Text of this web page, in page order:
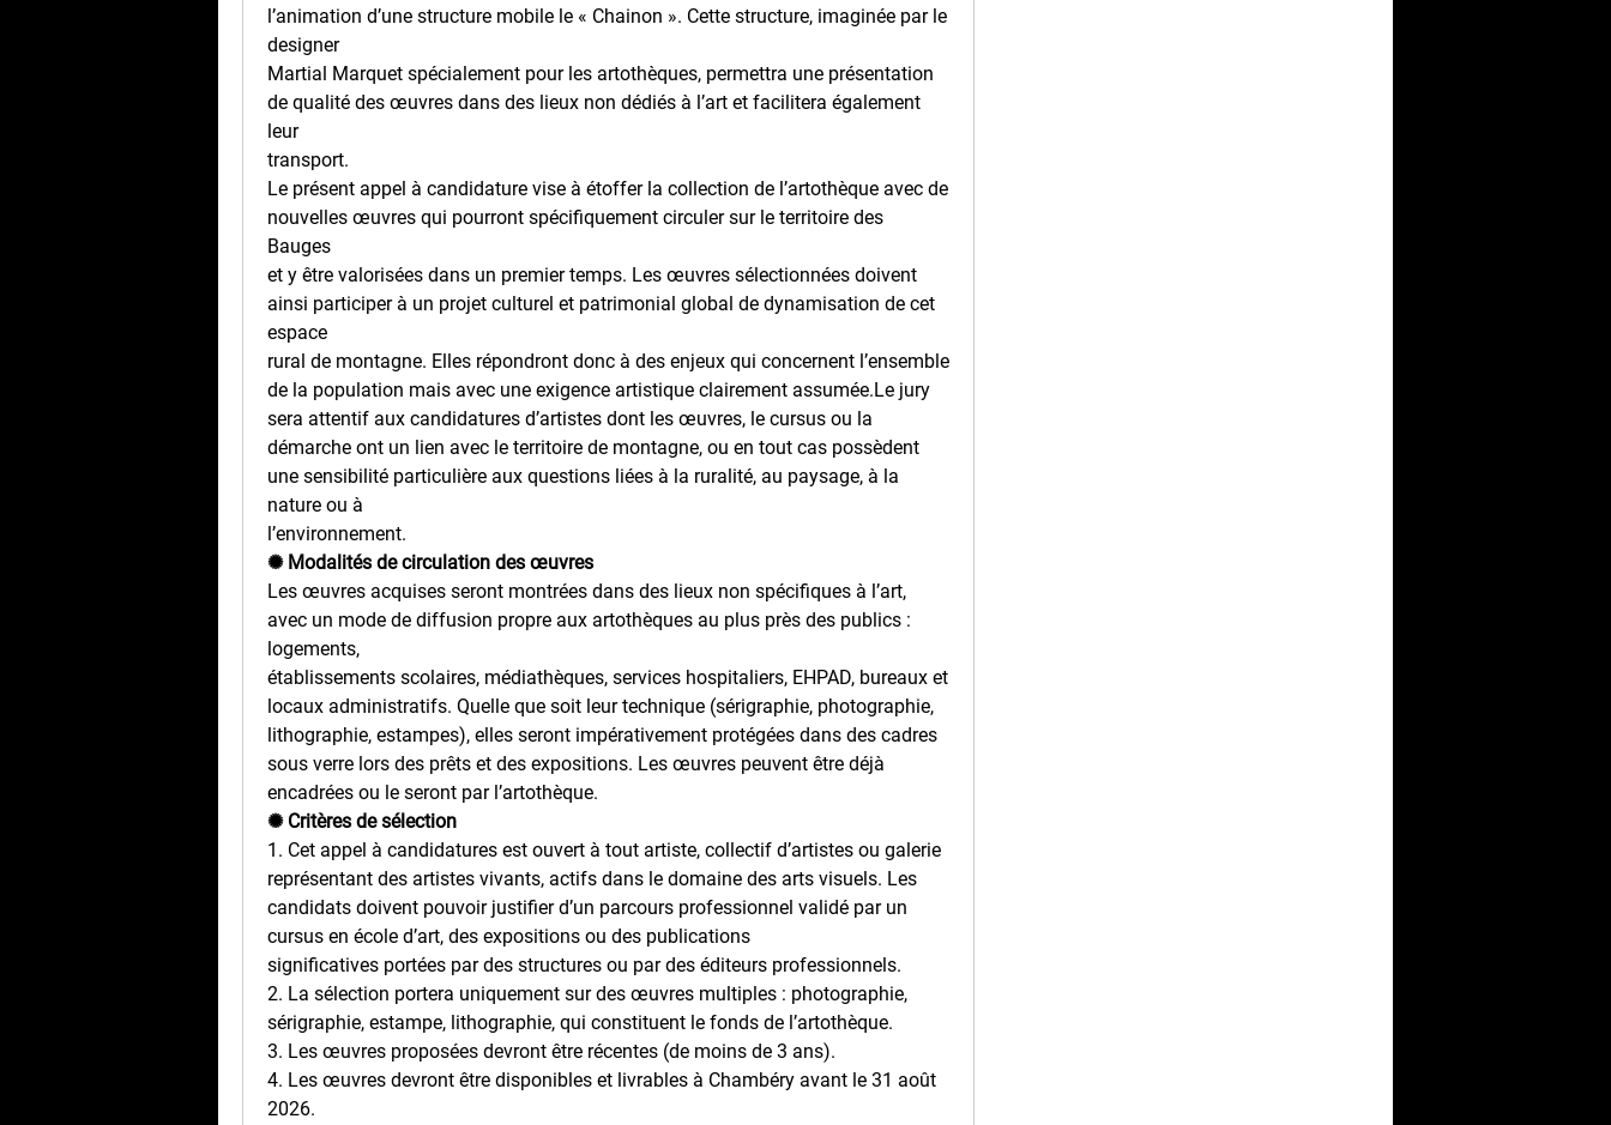
l’animation d’une structure mobile le « Chainon ». Cette structure, imaginée par le
designer
Martial Marquet spécialement pour les artothèques, permettra une présentation
de qualité des œuvres dans des lieux non dédiés à l’art et facilitera également
leur
transport.
Le présent appel à candidature vise à étoffer la collection de l’artothèque avec de
nouvelles œuvres qui pourront spécifiquement circuler sur le territoire des
Bauges
et y être valorisées dans un premier temps. Les œuvres sélectionnées doivent
ainsi participer à un projet culturel et patrimonial global de dynamisation de cet
espace
rural de montagne. Elles répondront donc à des enjeux qui concernent l’ensemble
de la population mais avec une exigence artistique clairement assumée.Le jury
sera attentif aux candidatures d’artistes dont les œuvres, le cursus ou la
démarche ont un lien avec le territoire de montagne, ou en tout cas possèdent
une sensibilité particulière aux questions liées à la ruralité, au paysage, à la
nature ou à
l’environnement.
✺ Modalités de circulation des œuvres
Les œuvres acquises seront montrées dans des lieux non spécifiques à l’art,
avec un mode de diffusion propre aux artothèques au plus près des publics :
logements,
établissements scolaires, médiathèques, services hospitaliers, EHPAD, bureaux et
locaux administratifs. Quelle que soit leur technique (sérigraphie, photographie,
lithographie, estampes), elles seront impérativement protégées dans des cadres
sous verre lors des prêts et des expositions. Les œuvres peuvent être déjà
encadrées ou le seront par l’artothèque.
✺ Critères de sélection
1. Cet appel à candidatures est ouvert à tout artiste, collectif d’artistes ou galerie
représentant des artistes vivants, actifs dans le domaine des arts visuels. Les
candidats doivent pouvoir justifier d’un parcours professionnel validé par un
cursus en école d’art, des expositions ou des publications
significatives portées par des structures ou par des éditeurs professionnels.
2. La sélection portera uniquement sur des œuvres multiples : photographie,
sérigraphie, estampe, lithographie, qui constituent le fonds de l’artothèque.
3. Les œuvres proposées devront être récentes (de moins de 3 ans).
4. Les œuvres devront être disponibles et livrables à Chambéry avant le 31 août
2026.